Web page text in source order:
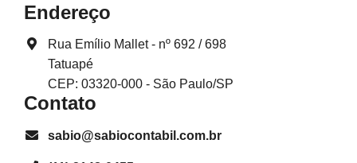
Endereço
Rua Emílio Mallet - nº 692 / 698
Tatuapé
CEP: 03320-000 - São Paulo/SP
Contato
sabio@sabiocontabil.com.br